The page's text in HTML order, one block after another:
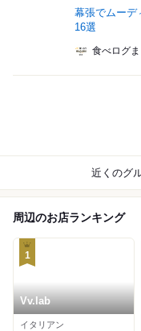
幕張でムーデ
16選
食べログ
近くのグ
周辺のお店ランキング
1
Vv.lab
イタリアン